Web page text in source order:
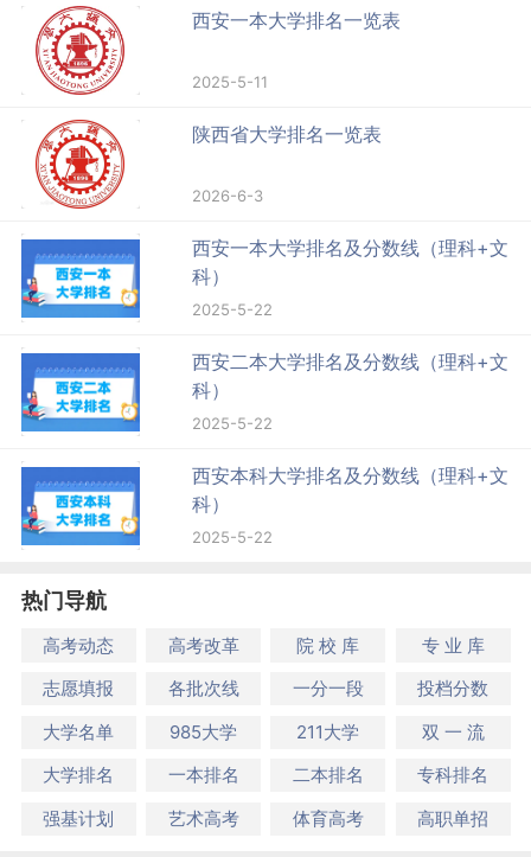
西安一本大学排名一览表
2025-5-11
陕西省大学排名一览表
2026-6-3
西安一本大学排名及分数线（理科+文
科）
2025-5-22
西安二本大学排名及分数线（理科+文
科）
2025-5-22
西安本科大学排名及分数线（理科+文
科）
2025-5-22
热门导航
高考动态 高考改革 院 校 库
专 业 库
志愿填报
各批次线 一分一段
投档分数
大学名单
985大学 211大学
双 一 流
大学排名
一本排名 二本排名
专科排名
强基计划
艺术高考 体育高考 高职单招